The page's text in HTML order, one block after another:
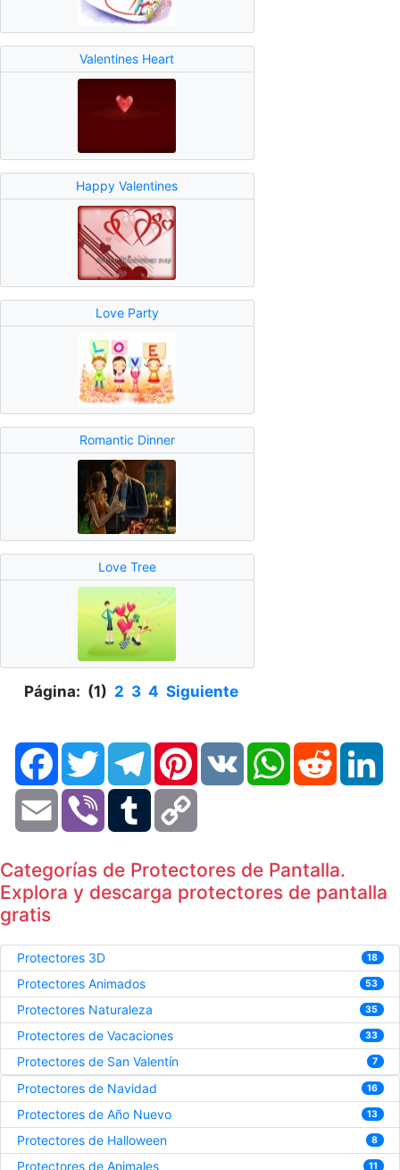
Valentines Heart
Happy Valentines
Love Party
Romantic Dinner
Love Tree
Página: (1) 2 3 4 Siguiente
FacebookTwitter TelegramPinterestVK WhatsAppReddit
Email Viber Tumblr
Categorías de Protectores de Pantalla.
Explora y descarga protectores de pantalla
gratis
Protectores 3D 18
Protectores Animados 53
Protectores Naturaleza 35
Protectores de Vacaciones 33
Protectores de San Valentín 7
Protectores de Navidad 16
Protectores de Año Nuevo 13
Protectores de Halloween 8
Protectores de Animales 11